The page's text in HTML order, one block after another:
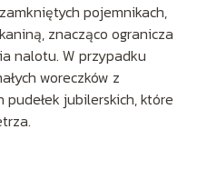
pojemnikach,
znacząco ogranicza
nalotu. W przypadku
woreczków z
jubilerskich, które